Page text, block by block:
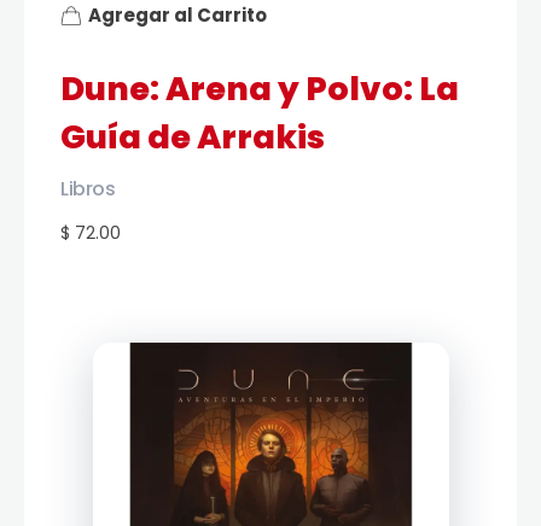
Dune: Arena y Polvo: La
Guía de Arrakis
$ 72.00
Libros
Agregar al Carrito